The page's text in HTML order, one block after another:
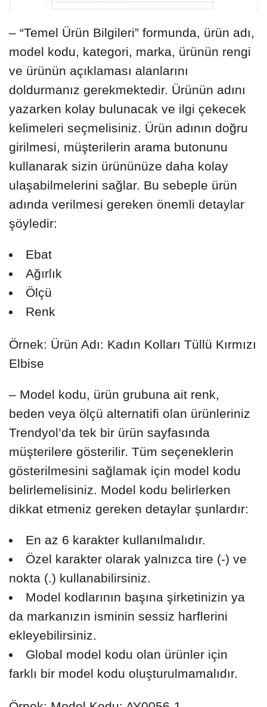
– “Temel Ürün Bilgileri” formunda, ürün adı,
model kodu, kategori, marka, ürünün rengi
ve ürünün açıklaması alanlarını
doldurmanız gerekmektedir. Ürünün adını
yazarken kolay bulunacak ve ilgi çekecek
kelimeleri seçmelisiniz. Ürün adının doğru
girilmesi, müşterilerin arama butonunu
kullanarak sizin ürününüze daha kolay
ulaşabilmelerini sağlar. Bu sebeple ürün
adında verilmesi gereken önemli detaylar
şöyledir:
Ebat
Ağırlık
Ölçü
Renk
Örnek: Ürün Adı: Kadın Kolları Tüllü Kırmızı
Elbise
– Model kodu, ürün grubuna ait renk,
beden veya ölçü alternatifi olan ürünleriniz
Trendyol’da tek bir ürün sayfasında
müşterilere gösterilir. Tüm seçeneklerin
gösterilmesini sağlamak için model kodu
belirlemelisiniz. Model kodu belirlerken
dikkat etmeniz gereken detaylar şunlardır:
En az 6 karakter kullanılmalıdır.
Özel karakter olarak yalnızca tire (-) ve
nokta (.) kullanabilirsiniz.
Model kodlarının başına şirketinizin ya
da markanızın isminin sessiz harflerini
ekleyebilirsiniz.
Global model kodu olan ürünler için
farklı bir model kodu oluşturulmamalıdır.